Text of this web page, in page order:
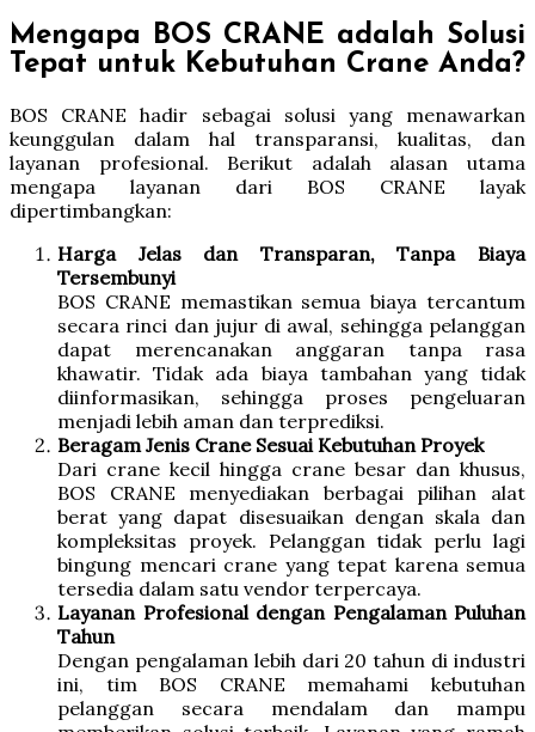
Mengapa BOS CRANE adalah Solusi
Tepat untuk Kebutuhan Crane Anda?
BOS CRANE hadir sebagai solusi yang menawarkan
keunggulan dalam hal transparansi, kualitas, dan
layanan profesional. Berikut adalah alasan utama
mengapa layanan dari BOS CRANE layak
dipertimbangkan:
Harga Jelas dan Transparan, Tanpa Biaya
Tersembunyi
BOS CRANE memastikan semua biaya tercantum
secara rinci dan jujur di awal, sehingga pelanggan
dapat merencanakan anggaran tanpa rasa
khawatir. Tidak ada biaya tambahan yang tidak
diinformasikan, sehingga proses pengeluaran
menjadi lebih aman dan terprediksi.
Beragam Jenis Crane Sesuai Kebutuhan Proyek
Dari crane kecil hingga crane besar dan khusus,
BOS CRANE menyediakan berbagai pilihan alat
berat yang dapat disesuaikan dengan skala dan
kompleksitas proyek. Pelanggan tidak perlu lagi
bingung mencari crane yang tepat karena semua
tersedia dalam satu vendor terpercaya.
Layanan Profesional dengan Pengalaman Puluhan
Tahun
Dengan pengalaman lebih dari 20 tahun di industri
ini, tim BOS CRANE memahami kebutuhan
pelanggan secara mendalam dan mampu